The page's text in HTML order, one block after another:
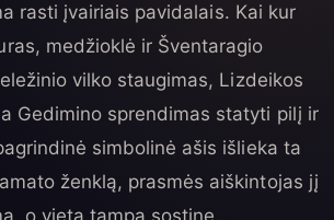
rasti įvairiais pavidalais. Kai kur
medžioklė ir Šventaragio
vilko staugimas, Lizdeikos
Gedimino sprendimas statyti pilį ir
simbolinė ašis išlieka ta
ženklą, prasmės aiškintojas jį